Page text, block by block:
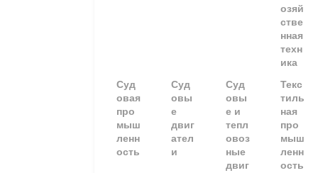
озяй
стве
нная
техн
ика
Суд
овая
про
мыш
ленн
ость
Суд
овы
е
двиг
ател
и
Суд
овы
е и
тепл
овоз
ные
двиг
Текс
тиль
ная
про
мыш
ленн
ость